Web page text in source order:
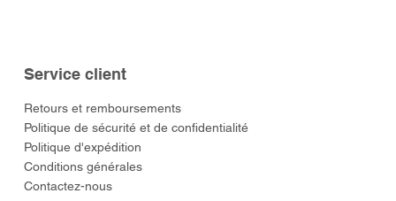
Service client
​Retours et remboursements
Politique de sécurité et de confidentialité
Politique d'expédition
Conditions générales
Contactez-nous